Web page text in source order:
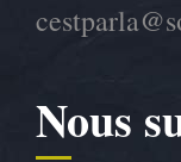
Nous